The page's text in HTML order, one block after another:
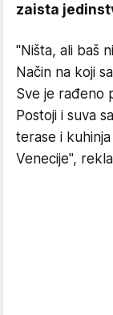
zaista
"Ništa, ali baš
Način na koji
Sve je rađeno
Postoji i suva
terase i kuhinja
Venecije",